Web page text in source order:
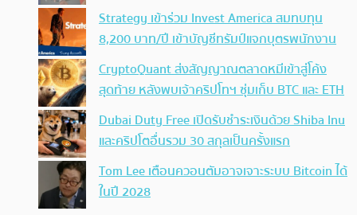
Strategy เข้าร่วม Invest America สมทบทุน
8,200 บาท/ปี เข้าบัญชีทรัมป์แจกบุตรพนักงาน
CryptoQuant ส่งสัญญาณตลาดหมีเข้าสู่โค้ง
สุดท้าย หลังพบเจ้าคริปโทฯ ซุ่มเก็บ BTC และ ETH
Dubai Duty Free เปิดรับชำระเงินด้วย Shiba Inu
และคริปโตอื่นรวม 30 สกุลเป็นครั้งแรก
Tom Lee เตือนควอนตัมอาจเจาะระบบ Bitcoin ได้
ในปี 2028